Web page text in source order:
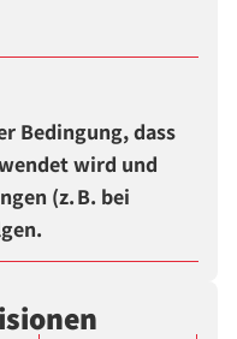
Bedingung, dass
wird und
(z. B. bei